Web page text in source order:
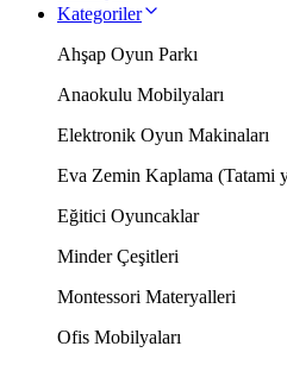
Kategoriler
Ahşap Oyun Parkı
Anaokulu Mobilyaları
Elektronik Oyun Makinaları
Eva Zemin Kaplama (Tatami
Eğitici Oyuncaklar
Minder Çeşitleri
Montessori Materyalleri
Ofis Mobilyaları